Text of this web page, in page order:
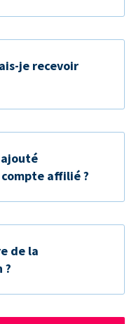
je recevoir
affilié ?
de la
?